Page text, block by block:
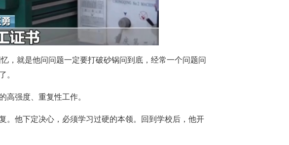
，就是他问问题一定要打破砂锅问到底，经常一个问题问
。
高强度、重复性工作。
。他下定决心，必须学习过硬的本领。回到学校后，他开